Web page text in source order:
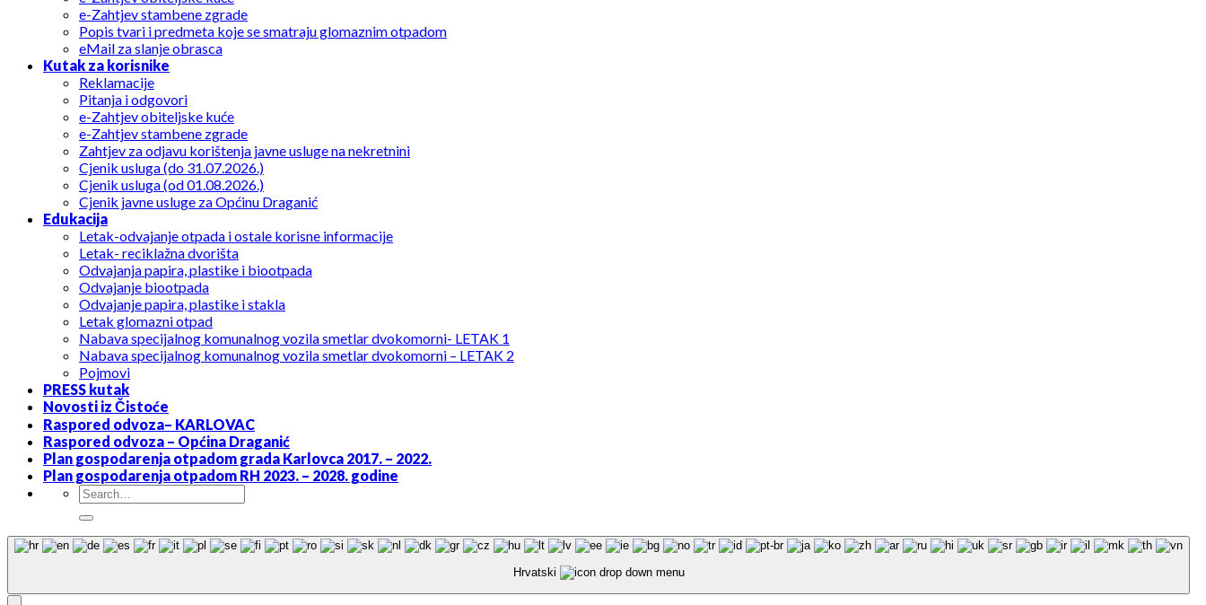
e-Zahtjev stambene zgrade
Popis tvari i predmeta koje se smatraju glomaznim otpadom
eMail za slanje obrasca
Kutak za korisnike
Reklamacije
Pitanja i odgovori
e-Zahtjev obiteljske kuće
e-Zahtjev stambene zgrade
Zahtjev za odjavu korištenja javne usluge na nekretnini
Cjenik usluga (do 31.07.2026.)
Cjenik usluga (od 01.08.2026.)
Cjenik javne usluge za Općinu Draganić
Edukacija
Letak-odvajanje otpada i ostale korisne informacije
Letak- reciklažna dvorišta
Odvajanja papira, plastike i biootpada
Odvajanje biootpada
Odvajanje papira, plastike i stakla
Letak glomazni otpad
Nabava specijalnog komunalnog vozila smetlar dvokomorni- LETAK 1
Nabava specijalnog komunalnog vozila smetlar dvokomorni – LETAK 2
Pojmovi
PRESS kutak
Novosti iz Čistoće
Raspored odvoza– KARLOVAC
Raspored odvoza – Općina Draganić
Plan gospodarenja otpadom grada Karlovca 2017. – 2022.
Plan gospodarenja otpadom RH 2023. – 2028. godine
Hrvatski